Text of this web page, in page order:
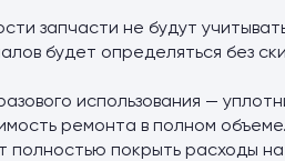
запчасти не будут
будет определяться без
использования —
ремонта в полном
полностью покрыть расходы